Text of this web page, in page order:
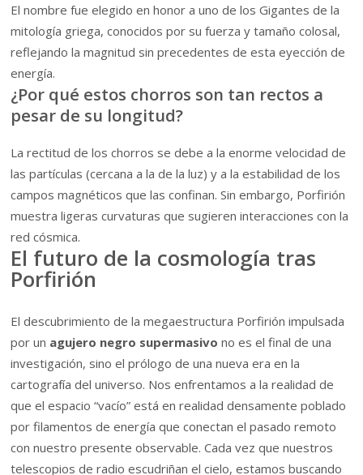
El nombre fue elegido en honor a uno de los Gigantes de la
mitología griega, conocidos por su fuerza y tamaño colosal,
reflejando la magnitud sin precedentes de esta eyección de
energía.
¿Por qué estos chorros son tan rectos a
pesar de su longitud?
La rectitud de los chorros se debe a la enorme velocidad de
las partículas (cercana a la de la luz) y a la estabilidad de los
campos magnéticos que las confinan. Sin embargo, Porfirión
muestra ligeras curvaturas que sugieren interacciones con la
red cósmica.
El futuro de la cosmología tras
Porfirión
El descubrimiento de la megaestructura Porfirión impulsada
por un agujero negro supermasivo no es el final de una
investigación, sino el prólogo de una nueva era en la
cartografía del universo. Nos enfrentamos a la realidad de
que el espacio “vacío” está en realidad densamente poblado
por filamentos de energía que conectan el pasado remoto
con nuestro presente observable. Cada vez que nuestros
telescopios de radio escudriñan el cielo, estamos buscando